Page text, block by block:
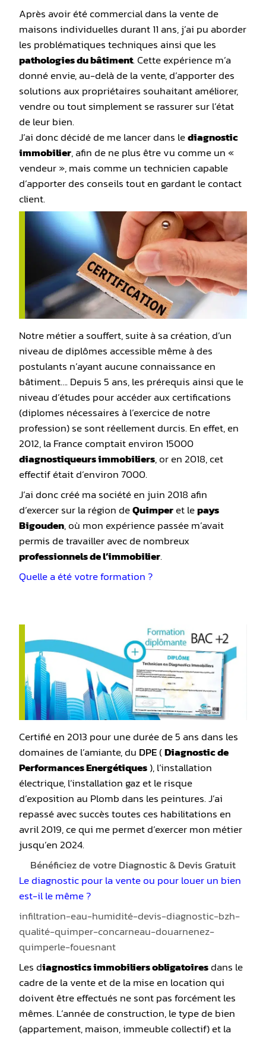
Après avoir été commercial dans la vente de
maisons individuelles durant 11 ans, j’ai pu aborder
les problématiques techniques ainsi que les
pathologies du bâtiment. Cette expérience m’a
donné envie, au-delà de la vente, d’apporter des
solutions aux propriétaires souhaitant améliorer,
vendre ou tout simplement se rassurer sur l’état
de leur bien.
J’ai donc décidé de me lancer dans lediagnostic
immobilier, afin de ne plus être vu comme un «
vendeur », mais comme un technicien capable
d’apporter des conseils tout en gardant le contact
client.
Notre métier a souffert, suite à sa création, d’un
niveau de diplômes accessible même à des
postulants n’ayant aucune connaissance en
bâtiment…. Depuis 5 ans, les prérequis ainsi que le
niveau d’études pour accéder aux certifications
(diplomes nécessaires à l’exercice de notre
profession) se sont réellement durcis. En effet, en
2012, la France comptait environ 15000
diagnostiqueurs immobiliers, or en 2018, cet
effectif était d’environ 7000.
J’ai donc créé ma société en juin 2018 afin
d’exercer sur la région deQuimperet lepays
Bigouden, où mon expérience passée m’avait
permis de travailler avec de nombreux
professionnels de l’immobilier.
Quelle a été votre formation ?
Certifié en 2013 pour une durée de 5 ans dans les
domaines de l’amiante, du DPE(Diagnostic de
Performances Energétiques), l’installation
électrique, l’installation gaz et le risque
d’exposition au Plomb dans les peintures. J’ai
repassé avec succès toutes ces habilitations en
avril 2019, ce qui me permet d’exercer mon métier
jusqu’en 2024.
Bénéficiez de votre Diagnostic & Devis Gratuit
Le diagnostic pour la vente ou pour louer un bien
est-il le même ?
infiltration-eau-humidité-devis-diagnostic-bzh-
qualité-quimper-concarneau-douarnenez-
quimperle-fouesnant
Les diagnostics immobiliers obligatoiresdans le
cadre de la vente et de la mise en location qui
doivent être effectués ne sont pas forcément les
mêmes. L’année de construction, le type de bien
(appartement, maison, immeuble collectif) et la